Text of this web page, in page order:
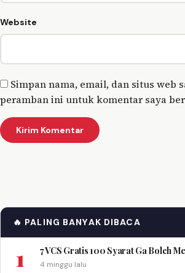
Website
Simpan nama, email, dan situs web
peramban ini untuk komentar saya
🔥 PALING BANYAK DIBACA
1 7 VCS Gratis 100 Syarat Ga Boleh
4 minggu lalu